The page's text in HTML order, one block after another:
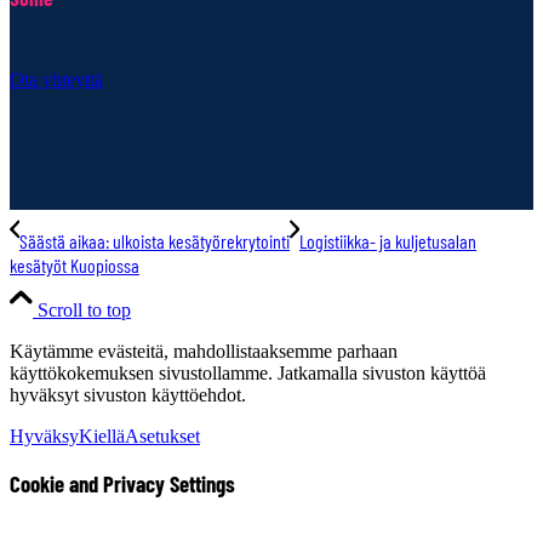
Ota yhteyttä
Säästä aikaa: ulkoista kesätyörekrytointi Logistiikka- ja kuljetusalan
kesätyöt Kuopiossa
Scroll to top
Käytämme evästeitä, mahdollistaaksemme parhaan
käyttökokemuksen sivustollamme. Jatkamalla sivuston käyttöä
hyväksyt sivuston käyttöehdot.
HyväksyKielläAsetukset
Cookie and Privacy Settings